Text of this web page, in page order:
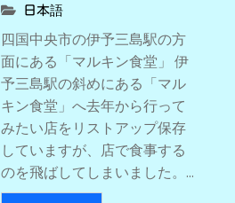
日本語
四国中央市の伊予三島駅の方
面にある「マルキン食堂」 伊
予三島駅の斜めにある「マル
キン食堂」へ去年から行って
みたい店をリストアップ保存
していますが、店で食事する
のを飛ばしてしまいました。...